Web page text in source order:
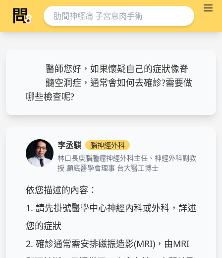
醫師您好，如果懷疑自己的症狀像脊
髓空洞症，通常會如何去確診?需要做
哪些檢查呢?
李丞騏
腦神經外科
林口長庚腦腫瘤神經外科主任、神經外科副教
授 顱底醫學會理事 台大醫工博士
依您描述的內容：
1. 請先掛號醫學中心神經內科或外科，詳述
您的症狀
2. 確診通常需安排磁振造影(MRI)，由MRI